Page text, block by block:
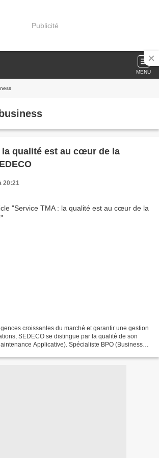
Publicité
MENU
la qualité est au cœur de la
20:21
croissantes du marché et garantir une gestion
SEDECO se distingue par la qualité de son
Applicative). Spécialiste BPO (Business